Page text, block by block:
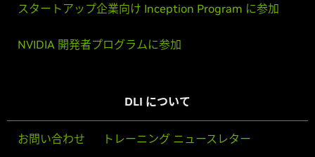
スタートアップ企業向け Inception Program に参加
NVIDIA 開発者プログラムに参加
DLI について
お問い合わせ トレーニング ニュースレター